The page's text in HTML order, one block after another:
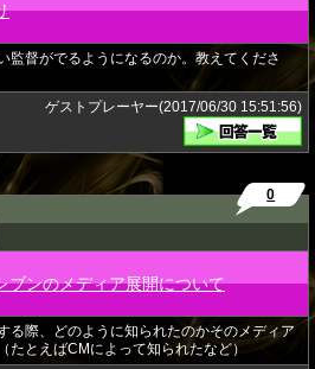
監督がでるようになるのか。教えてくださ
ゲストプレーヤー(2017/06/30 15:51:56)
0
ブンのメディア展開について
る際、どのように知られたのかそのメディア
とえばCMによって知られたなど）